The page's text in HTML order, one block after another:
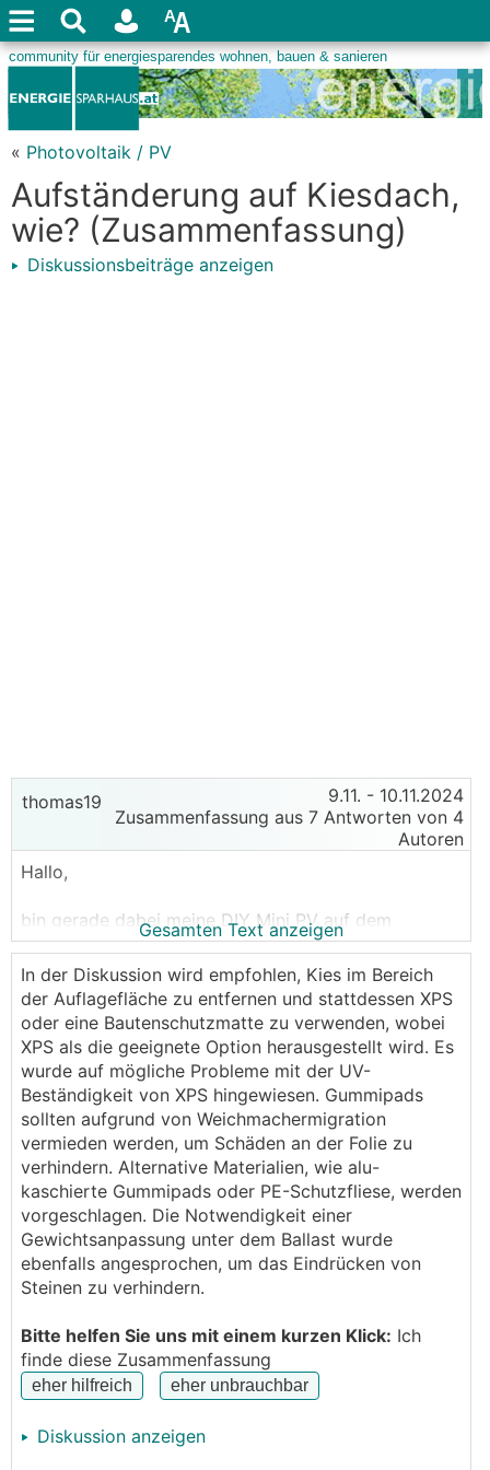
« Photovoltaik / PV
Aufständerung auf Kiesdach,
wie? (Zusammenfassung)
Diskussionsbeiträge anzeigen
thomas19 9.11. - 10.11.2024
Zusammenfassung aus 7 Antworten von 4
Autoren
Hallo,
bin gerade dabei meine DIY Mini PV auf dem
Garagen Flachdach aufzubauen.
Habe eine grobe Kiesschicht, ca. 3-4 cm, darunter
Sar**fil Folie.
Die Aufständerung (die ich schon hab) ist lt. Händler
auch für Kiesdach geeignet.
Hab die jetzt mal aufgestellt, aber die Schienen mit
den Gummipads stehen halt nicht 100% stabil auf
dem groben Kies (wg. großer Steine unter den
Pads):
Gesamten Text anzeigen
In der Diskussion wird empfohlen, Kies im Bereich
der Auflagefläche zu entfernen und stattdessen XPS
oder eine Bautenschutzmatte zu verwenden, wobei
XPS als die geeignete Option herausgestellt wird. Es
wurde auf mögliche Probleme mit der UV-
Beständigkeit von XPS hingewiesen. Gummipads
sollten aufgrund von Weichmachermigration
vermieden werden, um Schäden an der Folie zu
verhindern. Alternative Materialien, wie alu-
kaschierte Gummipads oder PE-Schutzfliese, werden
vorgeschlagen. Die Notwendigkeit einer
Gewichtsanpassung unter dem Ballast wurde
ebenfalls angesprochen, um das Eindrücken von
Steinen zu verhindern.
Bitte helfen Sie uns mit einem kurzen Klick: Ich
finde diese Zusammenfassung
Diskussion anzeigen